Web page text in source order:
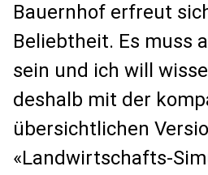
Bauernhof erfreut
Beliebtheit. Es muss
sein und ich will
deshalb mit der
übersichtlichen
«Landwirtschafts-